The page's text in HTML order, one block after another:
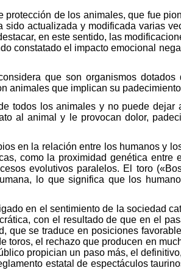
de los animales, que fue
actualizada y modificada varias
en este sentido, las
constatado el impacto emocional
que son organismos
animales que implican su
todos los animales y no puede dejar
al animal y le provocan dolor,
en la relación entre los humanos y
como la proximidad genética entre
evolutivos paralelos. El toro
lo que significa que los
en el sentimiento de la sociedad
con el resultado de que en el
que se traduce en posiciones
toros, el rechazo que producen en
propician un paso más, el
estatal de espectáculos